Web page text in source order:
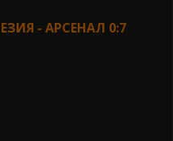
- АРСЕНАЛ 0:7